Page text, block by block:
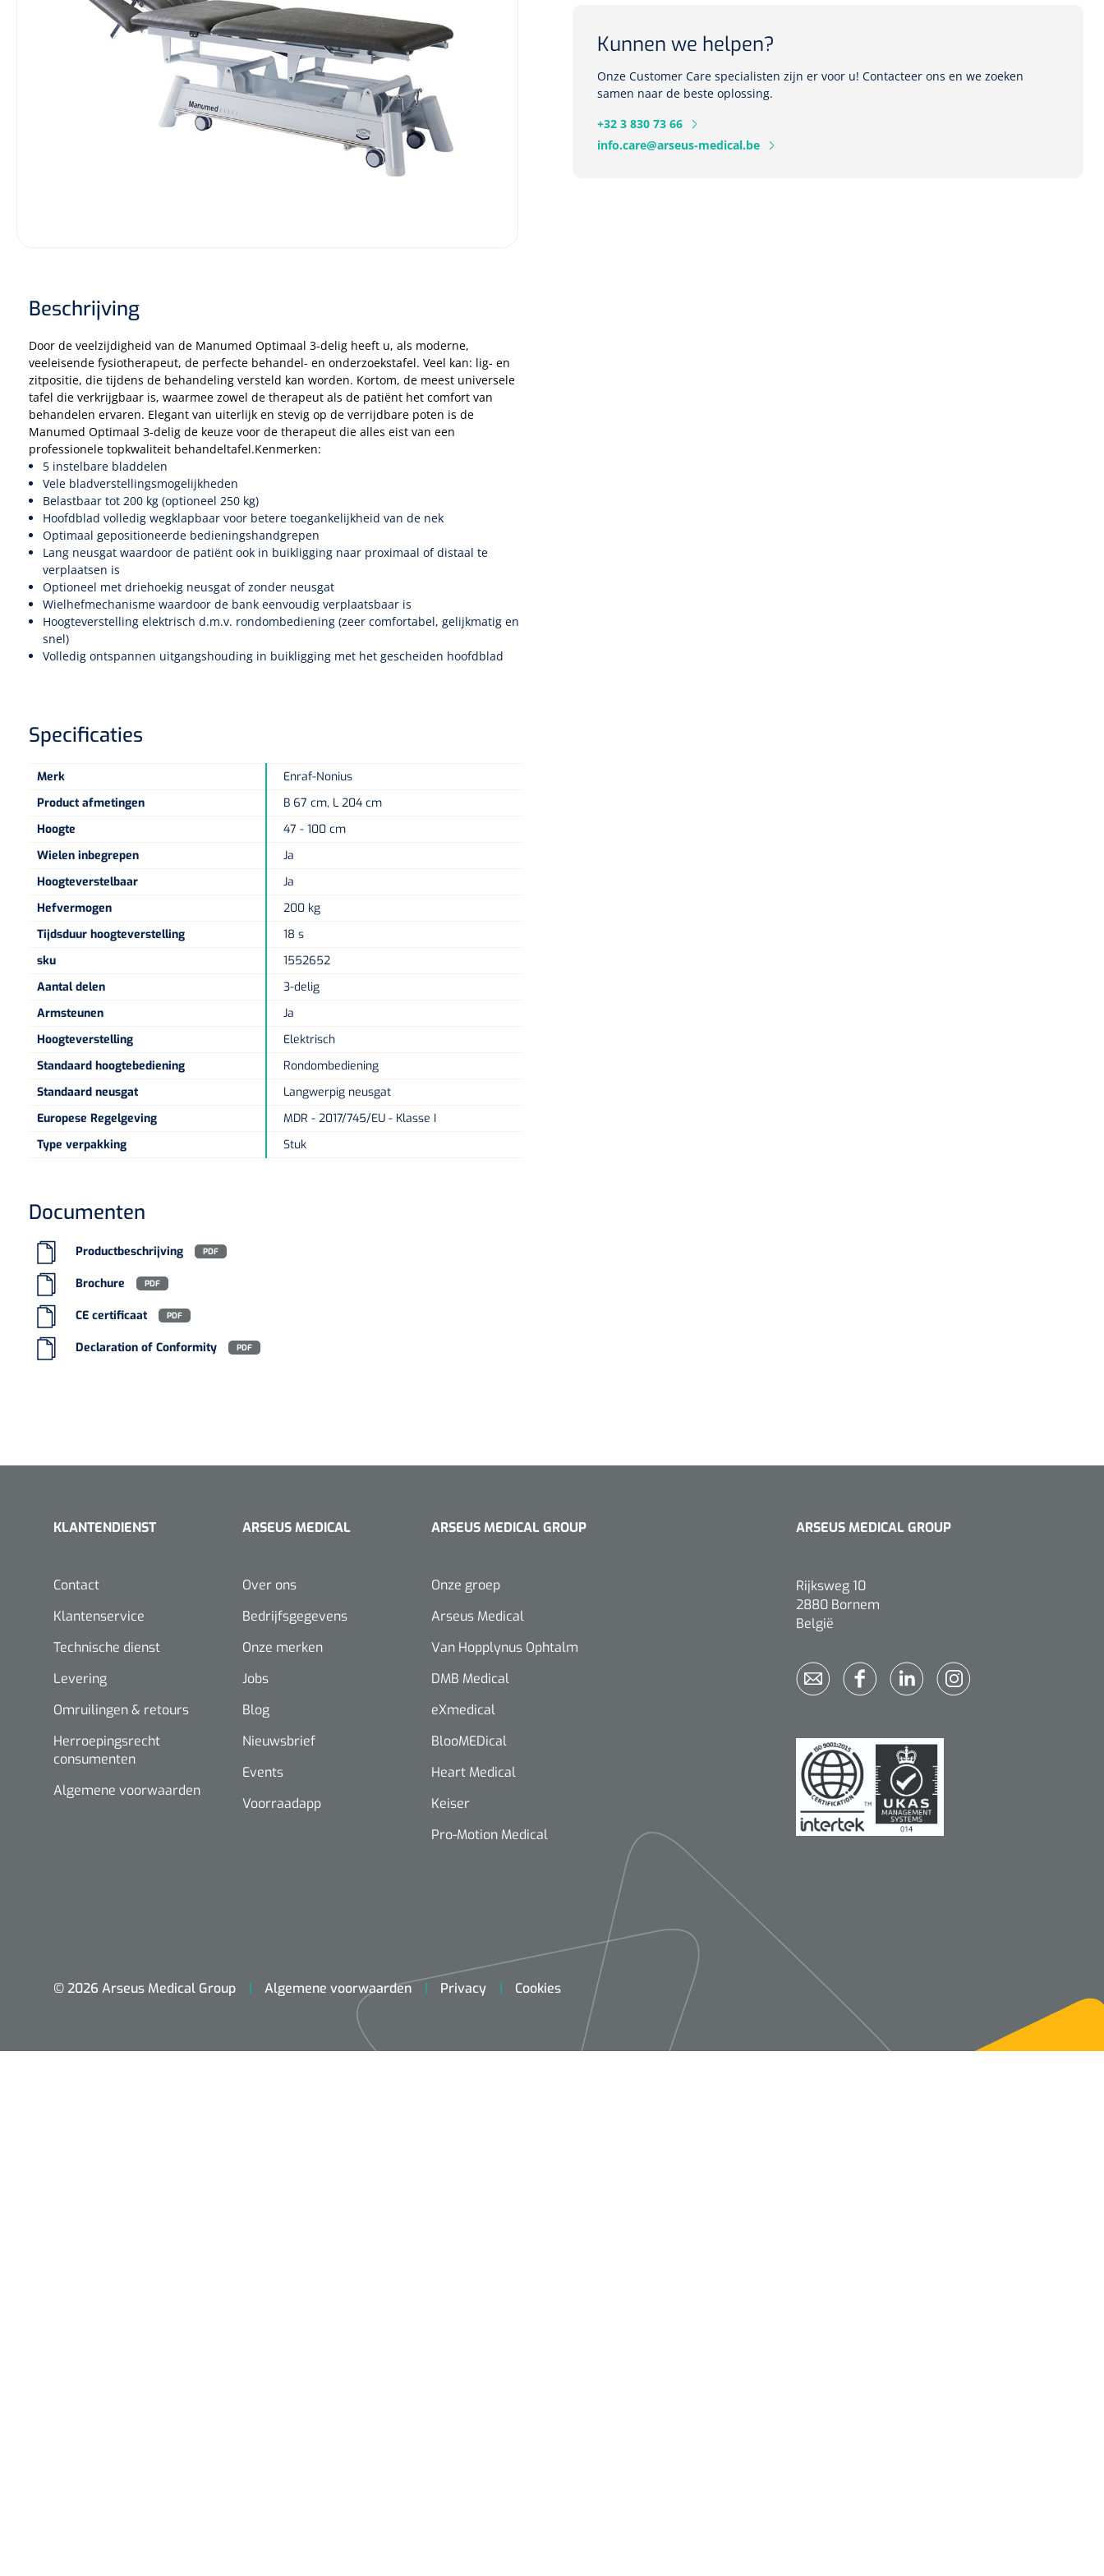
Incontinentiezorg
Injectiemateriaal
Beschrijving
Door de veelzijdigheid van de Manumed Optimaal 3-delig heeft u, als moderne,
veeleisende fysiotherapeut, de perfecte behandel- en onderzoekstafel. Veel kan: lig- en
zitpositie, die tijdens de behandeling versteld kan worden. Kortom, de meest universele
tafel die verkrijgbaar is, waarmee zowel de therapeut als de patiënt het comfort van
behandelen ervaren. Elegant van uiterlijk en stevig op de verrijdbare poten is de
Manumed Optimaal 3-delig de keuze voor de therapeut die alles eist van een
professionele topkwaliteit behandeltafel.Kenmerken:
5 instelbare bladdelen
Vele bladverstellingsmogelijkheden
Belastbaar tot 200 kg (optioneel 250 kg)
Hoofdblad volledig wegklapbaar voor betere toegankelijkheid van de nek
Optimaal gepositioneerde bedieningshandgrepen
Lang neusgat waardoor de patiënt ook in buikligging naar proximaal of distaal te
verplaatsen is
Optioneel met driehoekig neusgat of zonder neusgat
Wielhefmechanisme waardoor de bank eenvoudig verplaatsbaar is
Hoogteverstelling elektrisch d.m.v. rondombediening (zeer comfortabel, gelijkmatig en
snel)
Volledig ontspannen uitgangshouding in buikligging met het gescheiden hoofdblad
Specificaties
Merk
Enraf-Nonius
Product afmetingen
B 67 cm, L 204 cm
Hoogte
47 - 100 cm
Wielen inbegrepen
Ja
Hoogteverstelbaar
Ja
Hefvermogen
200 kg
Tijdsduur hoogteverstelling
18 s
sku
1552652
Aantal delen
3-delig
Armsteunen
Ja
Hoogteverstelling
Elektrisch
Standaard hoogtebediening
Rondombediening
Standaard neusgat
Langwerpig neusgat
Europese Regelgeving
MDR - 2017/745/EU - Klasse I
Type verpakking
Stuk
Documenten
Productbeschrijving PDF
Brochure PDF
CE certificaat PDF
Declaration of Conformity PDF
Kunnen we helpen?
Onze Customer Care specialisten zijn er voor u! Contacteer ons en we zoeken
samen naar de beste oplossing.
+32 3 830 73 66
info.care@arseus-medical.be
KLANTENDIENST
Contact
Klantenservice
Technische dienst
Levering
Omruilingen & retours
Herroepingsrecht
consumenten
Algemene voorwaarden
ARSEUS MEDICAL
Over ons
Bedrijfsgegevens
Onze merken
Jobs
Blog
Nieuwsbrief
Events
Voorraadapp
ARSEUS MEDICAL GROUP
Onze groep
Arseus Medical
Van Hopplynus Ophtalm
DMB Medical
eXmedical
BlooMEDical
Heart Medical
Keiser
Pro-Motion Medical
ARSEUS MEDICAL GROUP
Rijksweg 10
2880 Bornem
België
© 2026 Arseus Medical Group Algemene voorwaarden Privacy Cookies